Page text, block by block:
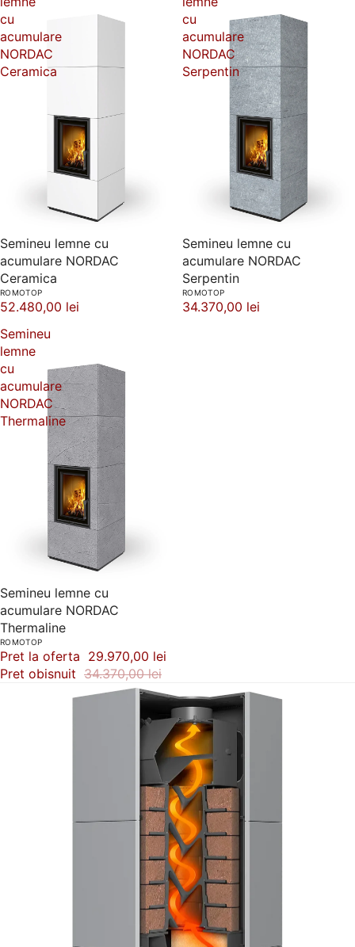
cu
acumulare
NORDAC
Ceramica
Semineu lemne cu
acumulare NORDAC
Ceramica
ROMOTOP
52.480,00 lei
cu
acumulare
NORDAC
Serpentin
Semineu lemne cu
acumulare NORDAC
Serpentin
ROMOTOP
34.370,00 lei
Semineu
lemne
cu
acumulare
NORDAC
Thermaline
-13%
Semineu lemne cu
acumulare NORDAC
Thermaline
ROMOTOP
Pret la oferta 29.970,00 lei
Pret obisnuit 34.370,00 lei